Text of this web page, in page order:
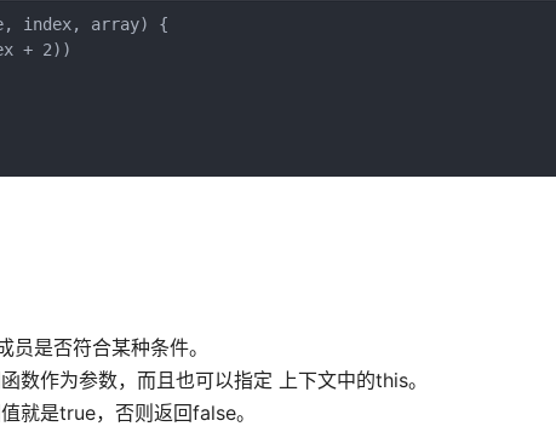
array) {
+ 2))
是否符合某种条件。
作为参数，而且也可以指定 上下文中的this。
就是true，否则返回false。